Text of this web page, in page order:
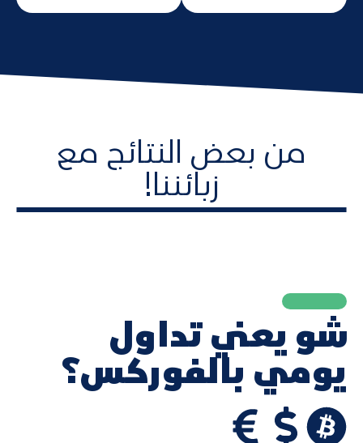
من بعض النتائج مع
زبائننا!
شو يعني تداول
يومي بالفوركس؟